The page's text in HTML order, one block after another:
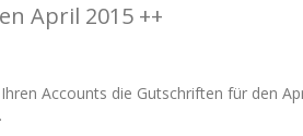
April 2015 ++
Accounts die Gutschriften für den